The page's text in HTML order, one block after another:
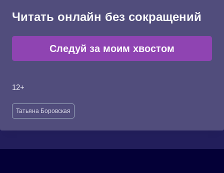
Читать онлайн без сокращений
Следуй за моим хвостом
12+
Метки
записи:
Татьяна Боровская